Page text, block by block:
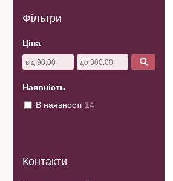
Фільтри
Ціна
Наявність
В наявності 14
Контакти